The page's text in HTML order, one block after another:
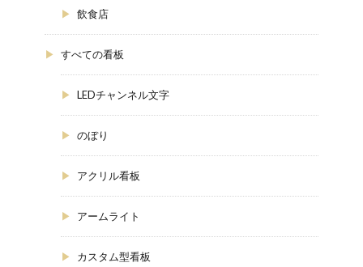
飲食店
すべての看板
LEDチャンネル文字
のぼり
アクリル看板
アームライト
カスタム型看板